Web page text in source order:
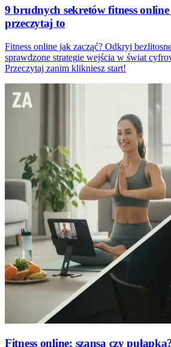
9 brudnych sekretów fitness online
przeczytaj to
Fitness online jak zacząć? Odkryj
sprawdzone strategie wejścia w świat
Przeczytaj zanim klikniesz start!
Fitness online: szansa czy